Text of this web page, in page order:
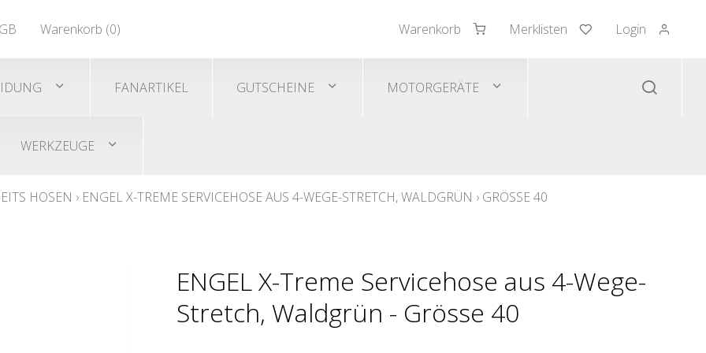
Warenkorb Merklisten Login
Warenkorb (0)
FANARTIKEL GUTSCHEINE MOTORGERÄTE
WERKZEUGE
HOSEN › ENGEL X-TREME SERVICEHOSE AUS 4-WEGE-STRETCH, WALDGRÜN › GRÖSSE 40
ENGEL X-Treme Servicehose aus 4-Wege-
Stretch, Waldgrün - Grösse 40